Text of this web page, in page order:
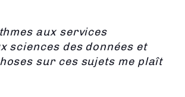
aux services
sciences des données et
sur ces sujets me plaît